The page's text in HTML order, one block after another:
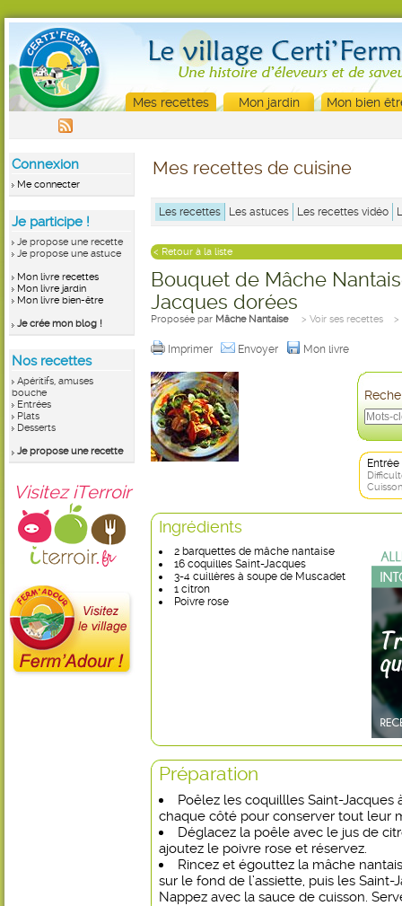
Mes recettes Mon jardin Mon bien
Connexion
Me connecter
Je participe !
Je propose une recette
Je propose une astuce
Mon livre recettes
Mon livre jardin
Mon livre bien-être
Je crée mon blog !
Nos recettes
Apéritifs, amuses
bouche
Entrées
Plats
Desserts
Je propose une recette
Visitez iTerroir
Mes recettes de cuisine
Les recettes Les astuces Les recettes vidéo
< Retour à la liste
Bouquet de Mâche
Jacques dorées
Proposée par Mâche Nantaise > Voir ses recettes >
Imprimer Envoyer Mon livre
Entrée
Ingrédients
2 barquettes de mâche nantaise
16 coquilles Saint-Jacques
3-4 cuillères à soupe de Muscadet
1 citron
Poivre rose
Préparation
Poêlez les coquillles Saint-Jacques
chaque côté pour conserver tout leur
Déglacez la poêle avec le jus de
ajoutez le poivre rose et réservez.
Rincez et égouttez la mâche
sur le fond de l’assiette, puis les Saint-
Nappez avec la sauce de cuisson.